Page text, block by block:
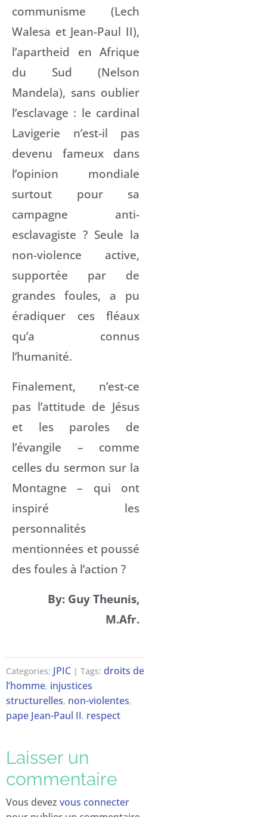
communisme (Lech
Walesa et Jean-Paul II),
l’apartheid en Afrique
du Sud (Nelson
Mandela), sans oublier
l’esclavage : le cardinal
Lavigerie n’est-il pas
devenu fameux dans
l’opinion mondiale
surtout pour sa
campagne anti-
esclavagiste ? Seule la
non-violence active,
supportée par de
grandes foules, a pu
éradiquer ces fléaux
qu’a connus
l’humanité.
Finalement, n’est-ce
pas l’attitude de Jésus
et les paroles de
l’évangile – comme
celles du sermon sur la
Montagne – qui ont
inspiré les
personnalités
mentionnées et poussé
des foules à l’action ?
By: Guy Theunis,
M.Afr.
Categories: JPIC | Tags: droits de
l’homme, injustices
structurelles, non-violentes,
pape Jean-Paul II, respect
Laisser un
commentaire
Vous devez vous connecter